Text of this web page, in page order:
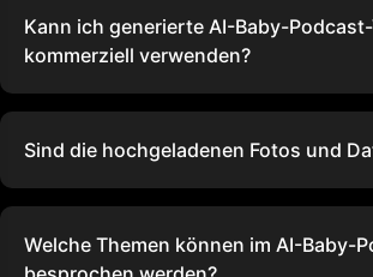
Kann ich generierte AI-Baby-
kommerziell verwenden?
Sind die hochgeladenen Fotos und
Welche Themen können im AI-Baby-